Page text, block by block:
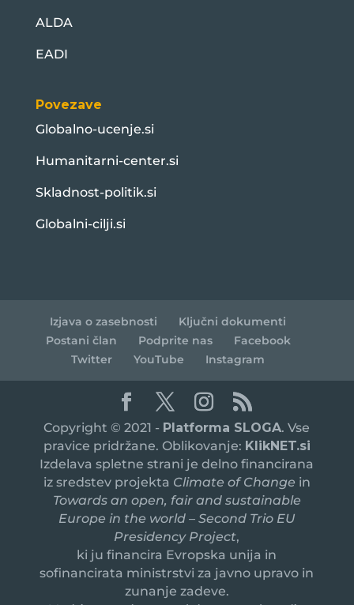
ALDA
EADI
Povezave
Globalno-ucenje.si
Humanitarni-center.si
Skladnost-politik.si
Globalni-cilji.si
Izjava o zasebnosti
Ključni dokumenti
Postani član
Podprite nas
Facebook
Twitter
YouTube Instagram
Copyright © 2021 - Platforma SLOGA. Vse
pravice pridržane. Oblikovanje: KlikNET.si
Izdelava spletne strani je delno financirana
iz sredstev projekta Climate of Change in
Towards an open, fair and sustainable
Europe in the world – Second Trio EU
Presidency Project,
ki ju financira Evropska unija in
sofinancirata ministrstvi za javno upravo in
zunanje zadeve.